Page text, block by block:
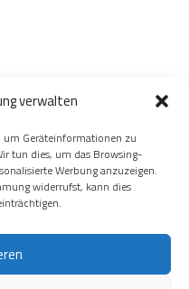
verwalten
um Geräteinformationen zu
tun dies, um das Browsing-
Werbung anzuzeigen.
widerrufst, kann dies